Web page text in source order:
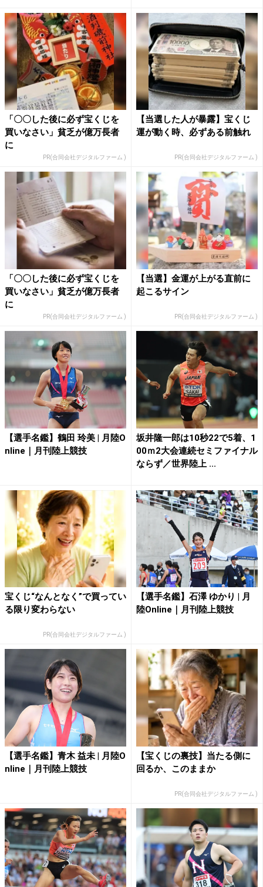
「〇〇した後に必ず宝くじを
買いなさい」貧乏が億万長者
に
PR(合同会社デジタルファーム )
【当選した人が暴露】宝くじ
運が動く時、必ずある前触れ
PR(合同会社デジタルファーム )
「〇〇した後に必ず宝くじを
買いなさい」貧乏が億万長者
に
PR(合同会社デジタルファーム )
【当選】金運が上がる直前に
起こるサイン
PR(合同会社デジタルファーム )
【選手名鑑】鶴田 玲美 | 月陸O
nline｜月刊陸上競技
坂井隆一郎は10秒22で5着、1
00ｍ2大会連続セミファイナル
ならず／世界陸上 ...
宝くじ“なんとなく”で買ってい
る限り変わらない
PR(合同会社デジタルファーム )
【選手名鑑】石澤 ゆかり | 月
陸Online｜月刊陸上競技
【選手名鑑】青木 益未 | 月陸O
nline｜月刊陸上競技
【宝くじの裏技】当たる側に
回るか、このままか
PR(合同会社デジタルファーム )